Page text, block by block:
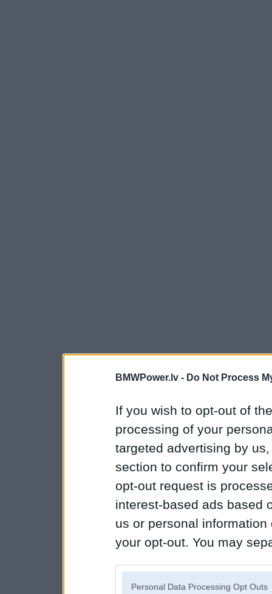
BMWPower.lv - Do Not Process
If you wish to opt-out of
processing of your
targeted advertising by
section to confirm your
opt-out request is
interest-based ads based
us or personal
your opt-out. You may
Personal Data Processing Opt Outs